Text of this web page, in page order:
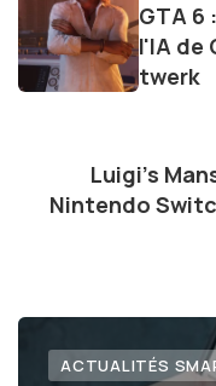
d'une curiosité
dernières
avec
l'exploration
technologie me
lecteurs un
numérique nous
GTA 6
l'IA de
twerk
Luigi's
Nintendo
ACTUALITÉS